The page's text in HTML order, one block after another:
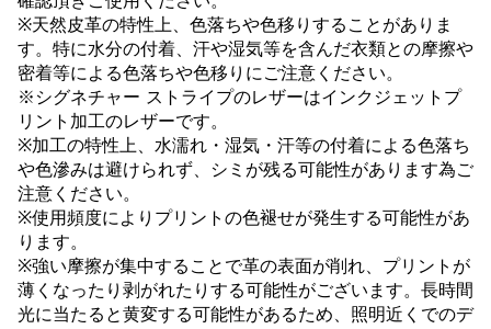
※天然皮革の特性上、色落ちや色移りすることがありま
す。特に水分の付着、汗や湿気等を含んだ衣類との摩擦や
密着等による色落ちや色移りにご注意ください。
※シグネチャー ストライプのレザーはインクジェットプ
リント加工のレザーです。
※加工の特性上、水濡れ・湿気・汗等の付着による色落ち
や色滲みは避けられず、シミが残る可能性があります為ご
注意ください。
※使用頻度によりプリントの色褪せが発生する可能性があ
ります。
※強い摩擦が集中することで革の表面が削れ、プリントが
薄くなったり剥がれたりする可能性がございます。長時間
光に当たると黄変する可能性があるため、照明近くでのデ